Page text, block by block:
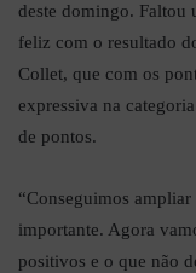
deste domingo. Faltou
feliz com o resultado
Collet, que com os
expressiva na
de pontos.
“Conseguimos
importante. Agora
positivos e o que não